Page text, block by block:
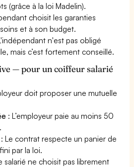
(grâce à la loi Madelin).
choisit les garanties
et à son budget.
n'est pas obligé
mais c’est fortement conseillé.
— pour un coiffeur salarié
doit proposer une mutuelle
: L’employeur paie au moins 50
: Le contrat respecte un panier de
par la loi.
salarié ne choisit pas librement